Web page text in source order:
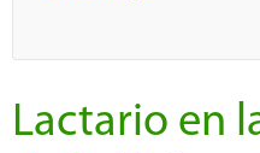
Lactario en